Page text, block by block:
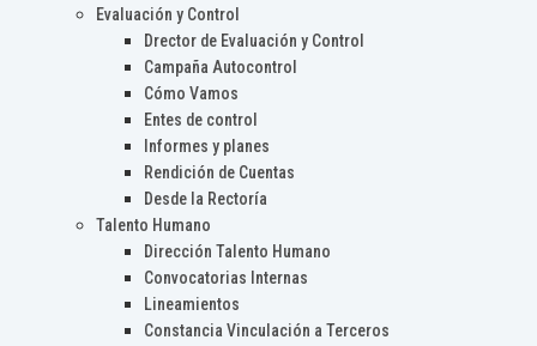
Evaluación y Control
Drector de Evaluación y Control
Campaña Autocontrol
Cómo Vamos
Entes de control
Informes y planes
Rendición de Cuentas
Desde la Rectoría
Talento Humano
Dirección Talento Humano
Convocatorias Internas
Lineamientos
Constancia Vinculación a Terceros